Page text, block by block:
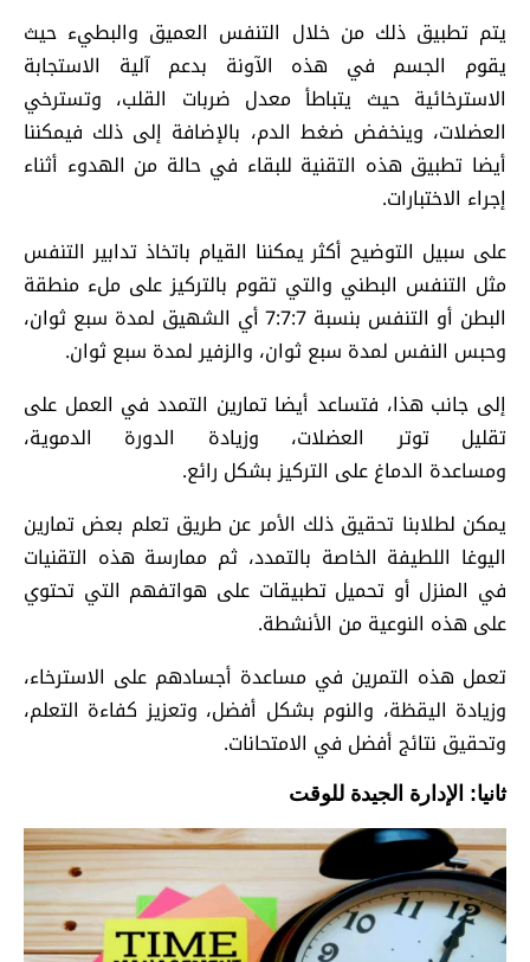
يتم تطبيق ذلك من خلال التنفس العميق والبطيء حيث
يقوم الجسم في هذه الآونة بدعم آلية الاستجابة
الاسترخائية حيث يتباطأ معدل ضربات القلب، وتسترخي
العضلات، وينخفض ضغط الدم، بالإضافة إلى ذلك فيمكننا
أيضا تطبيق هذه التقنية للبقاء في حالة من الهدوء أثناء
إجراء الاختبارات.
على سبيل التوضيح أكثر يمكننا القيام باتخاذ تدابير التنفس
مثل التنفس البطني والتي تقوم بالتركيز على ملء منطقة
البطن أو التنفس بنسبة 7:7:7 أي الشهيق لمدة سبع ثوان،
وحبس النفس لمدة سبع ثوان، والزفير لمدة سبع ثوان.
إلى جانب هذا، فتساعد أيضا تمارين التمدد في العمل على
تقليل توتر العضلات، وزيادة الدورة الدموية،
ومساعدة الدماغ على التركيز بشكل رائع.
يمكن لطلابنا تحقيق ذلك الأمر عن طريق تعلم بعض تمارين
اليوغا اللطيفة الخاصة بالتمدد، ثم ممارسة هذه التقنيات
في المنزل أو تحميل تطبيقات على هواتفهم التي تحتوي
على هذه النوعية من الأنشطة.
تعمل هذه التمرين في مساعدة أجسادهم على الاسترخاء،
وزيادة اليقظة، والنوم بشكل أفضل، وتعزيز كفاءة التعلم،
وتحقيق نتائج أفضل في الامتحانات.
ثانيا: الإدارة الجيدة للوقت